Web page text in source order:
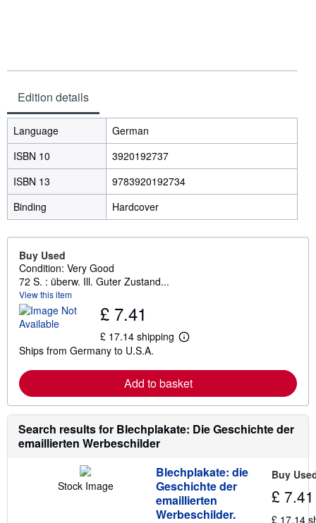
Edition details
Language
German
ISBN 10
3920192737
ISBN 13
9783920192734
Binding
Hardcover
Buy Used
Condition: Very Good
72 S. : überw. Ill. Guter Zustand...
View this item
£ 7.41
£ 17.14 shipping
L
r
n
o
r
e
a
u
t
s
h
p
Ships from Germany to U.S.A.
Add to basket
Search results for Blechplakate: Die Geschichte der
emaillierten Werbeschilder
Stock Image
Blechplakate: die
Geschichte der
emaillierten
Werbeschilder.
Buy
£ 7.41
£ 17.14